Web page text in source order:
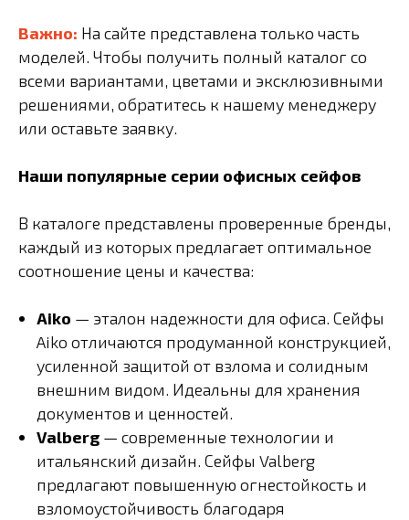
Важно: На сайте представлена только часть
моделей. Чтобы получить полный каталог со
всеми вариантами, цветами и эксклюзивными
решениями, обратитесь к нашему менеджеру
или оставьте заявку.
Наши популярные серии офисных сейфов
В каталоге представлены проверенные бренды,
каждый из которых предлагает оптимальное
соотношение цены и качества:
Aiko — эталон надежности для офиса. Сейфы
Aiko отличаются продуманной конструкцией,
усиленной защитой от взлома и солидным
внешним видом. Идеальны для хранения
документов и ценностей.
Valberg— современные технологии и
итальянский дизайн. Сейфы Valberg
предлагают повышенную огнестойкость и
взломоустойчивость благодаря